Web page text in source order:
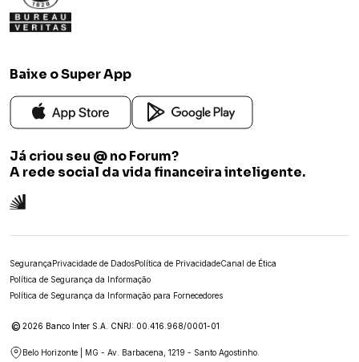
Baixe o Super App
Já criou seu @ no Forum?
A rede social da vida financeira inteligente.
SegurançaPrivacidade de DadosPolítica de PrivacidadeCanal de Ética
Política de Segurança da Informação
Política de Segurança da Informação para Fornecedores
© 2026 Banco Inter S.A. CNPJ: 00.416.968/0001-01
Belo Horizonte | MG - Av. Barbacena, 1219 - Santo Agostinho.